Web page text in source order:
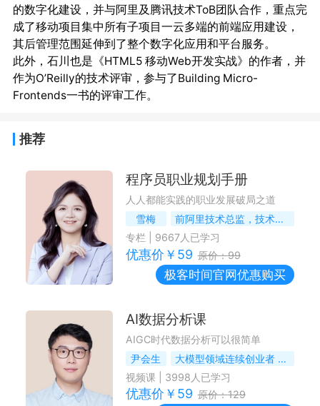
的数字化建设，并与阿里及腾讯技术ToB团队合作，重点完
成了移动项目集中所有子项目一云多端的前端应用建设，
其后管理范围延伸到了整个数字化应用和平台服务。
此外，石川也是《HTML5 移动Web开发实战》的作者，并
作为O’Reilly的技术评审，参与了Building Micro-
推荐
程序员职业规划手册
人人都能实践的职业发展破局之道
雪梅
前阿里技术总监，技术人职业发展教练
专栏
9667人已学习
优惠价￥ 59 原价：99
极客时间官网优惠购买
AI数据分析课
AIGC时代数据分析可以很简单
尹会生
大模型领域连续创业者 & 技术战略专家
视频课| 3998 人已学习
优惠价￥ 59 原价：129